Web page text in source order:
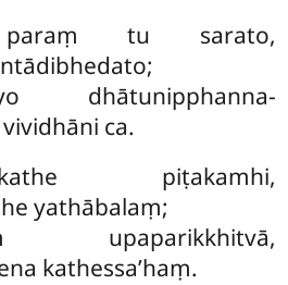
paraṃ tu sarato,
dhātunipphanna-
ca.
piṭakamhi,
yathābalaṃ;
upaparikkhitvā,
kathessa’haṃ.